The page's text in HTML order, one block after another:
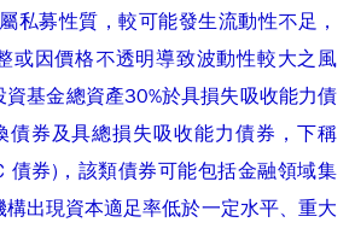
私募性質，較可能發生流動性不足，
或因價格不透明導致波動性較大之風
基金總資產30%於具損失吸收能力債
債券及具總損失吸收能力債券，下稱
債券)，該類債券可能包括金融領域集
出現資本適足率低於一定水平、重大